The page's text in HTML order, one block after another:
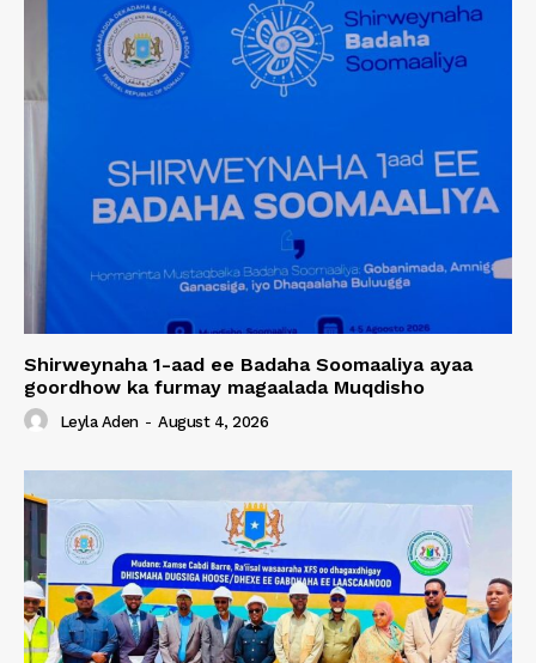
Shirweynaha 1-aad ee Badaha Soomaaliya ayaa
goordhow ka furmay magaalada Muqdisho
Leyla Aden - August 4, 2026